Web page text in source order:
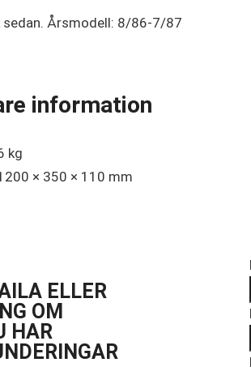
sedan. Årsmodell: 8/86-7/87
information
kg
× 350 × 110 mm
ELLER
OM
HAR